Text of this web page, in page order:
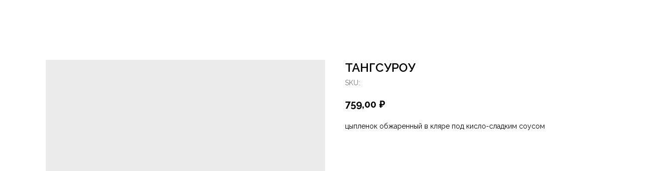
ТАНГСУРОУ
SKU:
759,00 ₽
цыпленок обжаренный в кляре под кисло-сладким соусом